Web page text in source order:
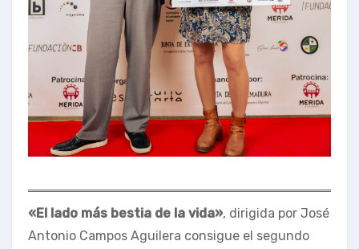
«El lado más bestia de la vida», dirigida por José
Antonio Campos Aguilera consigue el segundo